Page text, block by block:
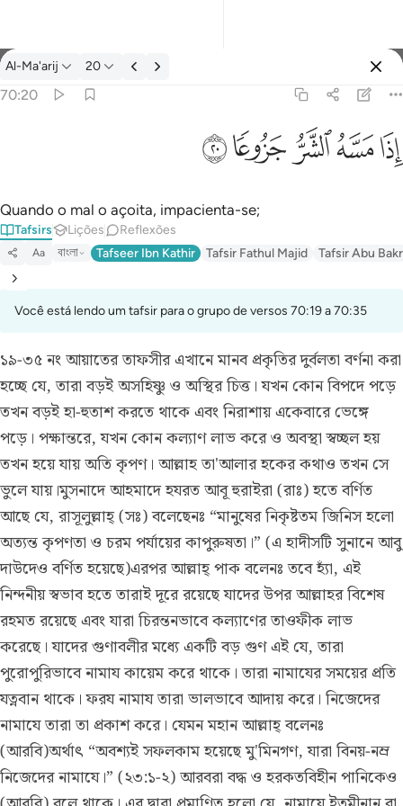
Tafsir: Al-Ma'arij 70:20
Al-Ma'arij 20
70:20
ﱰﱱﱲﱳﱴ
Quando o mal o açoita, impacienta-se;
Tafsirs Lições Reflexões
Aa বাংলা Tafseer Ibn Kathir Tafsir Fathul Majid Tafsir Abu
Você está lendo um tafsir para o grupo de versos 70:19 a 70:35
১৯-৩৫ নং আয়াতের তাফসীরএখানে মানব প্রকৃতির দুর্বলতা বর্ণনা করা
হচ্ছে যে, তারা বড়ই অসহিষ্ণু ও অস্থির চিত্ত। যখন কোন বিপদে পড়ে
তখন বড়ই হা-হুতাশ করতে থাকে এবং নিরাশায় একেবারে ভেঙ্গে
পড়ে। পক্ষান্তরে, যখন কোন কল্যাণ লাভ করে ও অবস্থা স্বচ্ছল হয়
তখন হয়ে যায় অতি কৃপণ। আল্লাহ তা'আলার হকের কথাও তখন সে
ভুলে যায়।মুসনাদে আহমাদে হযরত আবূ হুরাইরা (রাঃ) হতে বর্ণিত
আছে যে, রাসূলুল্লাহ্ (সঃ) বলেছেনঃ “মানুষের নিকৃষ্টতম জিনিস হলো
অত্যন্ত কৃপণতা ও চরম পর্যায়ের কাপুরুষতা।” (এ হাদীসটি সুনানে আবু
দাউদেও বর্ণিত হয়েছে)এরপর আল্লাহ্ পাক বলেনঃ তবে হ্যাঁ, এই
নিন্দনীয় স্বভাব হতে তারাই দূরে রয়েছে যাদের উপর আল্লাহর বিশেষ
রহমত রয়েছে এবং যারা চিরন্তনভাবে কল্যাণের তাওফীক লাভ
করেছে। যাদের গুণাবলীর মধ্যে একটি বড় গুণ এই যে, তারা
পুরোপুরিভাবে নামায কায়েম করে থাকে। তারা নামাযের সময়ের প্রতি
যত্নবান থাকে। ফরয নামায তারা ভালভাবে আদায় করে। নিজেদের
নামাযে তারা তা প্রকাশ করে। যেমন মহান আল্লাহ্ বলেনঃ
(আরবি)অর্থাৎ “অবশ্যই সফলকাম হয়েছে মু'মিনগণ, যারা বিনয়-নম্র
নিজেদের নামাযে।” (২৩:১-২) আরবরা বদ্ধ ও হরকতবিহীন পানিকেও